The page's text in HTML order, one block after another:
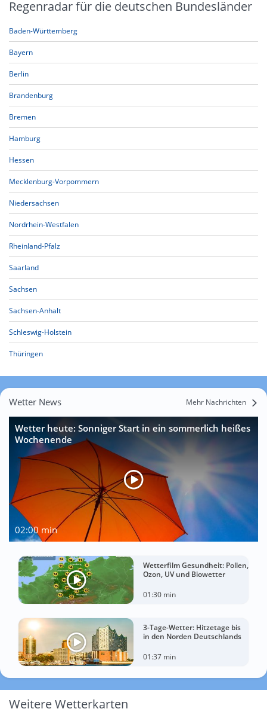
Regenradar für die deutschen Bundesländer
Baden-Württemberg
Bayern
Berlin
Brandenburg
Bremen
Hamburg
Hessen
Mecklenburg-Vorpommern
Niedersachsen
Nordrhein-Westfalen
Rheinland-Pfalz
Saarland
Sachsen
Sachsen-Anhalt
Schleswig-Holstein
Thüringen
Wetter News Mehr Nachrichten
Wetter heute: Sonniger Start in ein sommerlich heißes
Wochenende
02:00 min
Wetterfilm Gesundheit: Pollen,
Ozon, UV und Biowetter
01:30 min
3-Tage-Wetter: Hitzetage bis
in den Norden Deutschlands
01:37 min
Weitere Wetterkarten